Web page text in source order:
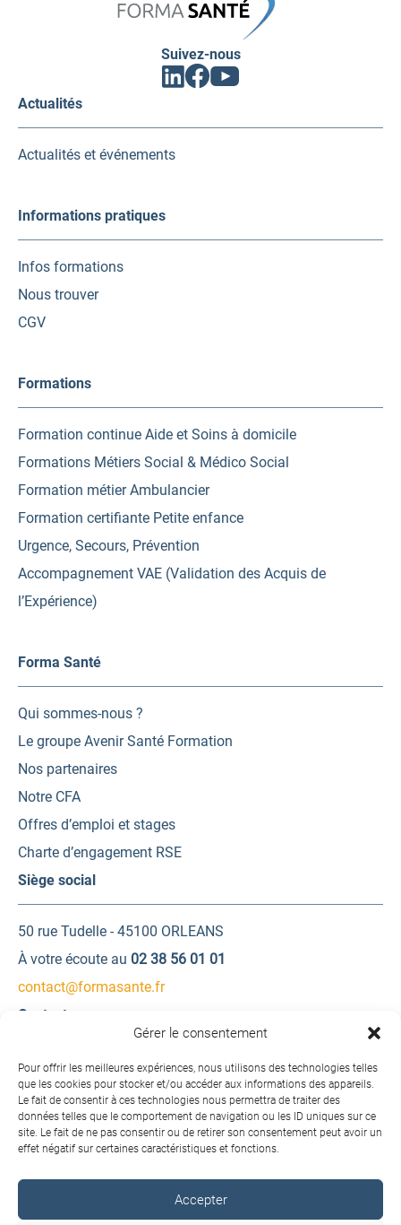
Gérer le consentement
Pour offrir les meilleures expériences, nous utilisons des technologies telles
que les cookies pour stocker et/ou accéder aux informations des appareils.
Le fait de consentir à ces technologies nous permettra de traiter des
données telles que le comportement de navigation ou les ID uniques sur ce
site. Le fait de ne pas consentir ou de retirer son consentement peut avoir un
effet négatif sur certaines caractéristiques et fonctions.
Accepter
Suivez-nous
Linkedin
(ouvrir
nouvel
Facebook
(ouvrir
nouvel
Youtube
(ouvrir
nouvel
Actualités
Actualités et événements
Informations pratiques
Infos formations
Nous trouver
CGV
Formations
Formation continue Aide et Soins à domicile
Formations Métiers Social & Médico Social
Formation métier Ambulancier
Formation certifiante Petite enfance
Urgence, Secours, Prévention
Accompagnement VAE (Validation des Acquis de
l’Expérience)
Forma Santé
Qui sommes-nous ?
Le groupe Avenir Santé Formation
Nos partenaires
Notre CFA
Offres d’emploi et stages
Charte d’engagement RSE
Siège social
50 rue Tudelle - 45100 ORLEANS
À votre écoute au 02 38 56 01 01
contact@formasante.fr
Contactez-nous
Une question ? Une demande d’information ?
Contactez-nous